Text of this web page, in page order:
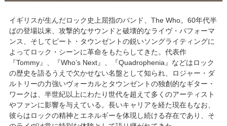
イギリスが生んだロック史上屈指のバンド、The Who。60年代半
ばの登場以来、攻撃的なサウンドと破壊的なライヴ・パフォーマ
ンス、そしてピート・タウンゼントの鋭いソングライティングに
よってロック・シーンに革命をもたらしてきた。代表作
『Tommy』、『Who’s Next』、『Quadrophenia』などはロック
の歴史を語るうえで欠かせない名盤として知られ、ロジャー・ダ
ルトリーの力強いヴォーカルとタウンゼントの独創的なギター・
ワークは、半世紀以上にわたり世代を超えて多くのアーティスト
やファンに影響を与えている。長いキャリアを経た現在もなお、
彼らはロックの精神とエネルギーを体現し続ける存在であり、そ